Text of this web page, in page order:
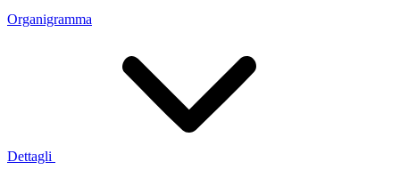
Organigramma
Dettagli